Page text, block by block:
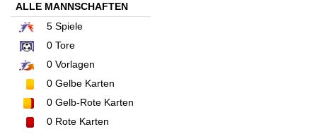
ALLE MANNSCHAFTEN
5 Spiele
0 Tore
0 Vorlagen
0 Gelbe Karten
0 Gelb-Rote Karten
0 Rote Karten